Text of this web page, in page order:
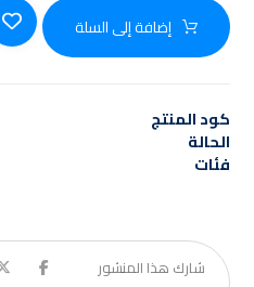
إضافة إلى السلة
كود المنتج
الحالة
فئات